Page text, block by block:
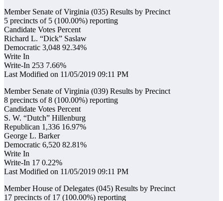
Member Senate of Virginia (035) Results by Precinct
5 precincts of 5 (100.00%) reporting
Candidate Votes Percent
Richard L. “Dick” Saslaw
Democratic 3,048 92.34%
Write In
Write-In 253 7.66%
Last Modified on 11/05/2019 09:11 PM
Member Senate of Virginia (039) Results by Precinct
8 precincts of 8 (100.00%) reporting
Candidate Votes Percent
S. W. “Dutch” Hillenburg
Republican 1,336 16.97%
George L. Barker
Democratic 6,520 82.81%
Write In
Write-In 17 0.22%
Last Modified on 11/05/2019 09:11 PM
Member House of Delegates (045) Results by Precinct
17 precincts of 17 (100.00%) reporting